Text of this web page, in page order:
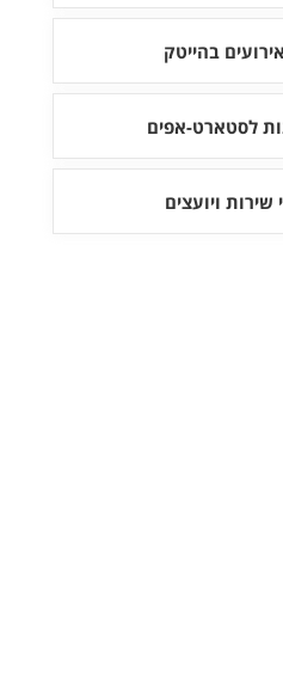
בהייטק
לסטארט-אפים
שירות ויועצים